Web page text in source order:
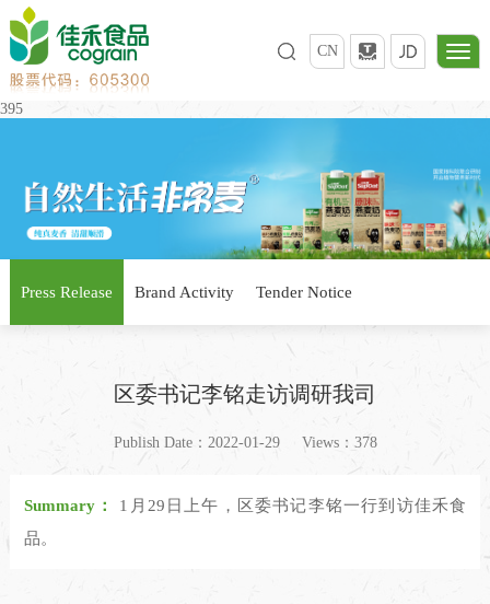
CN
395
Press Release Brand Activity Tender Notice
区委书记李铭走访调研我司
Publish Date：2022-01-29 Views：378
Summary：
1月29日上午，区委书记李铭一行到访佳禾食
品。